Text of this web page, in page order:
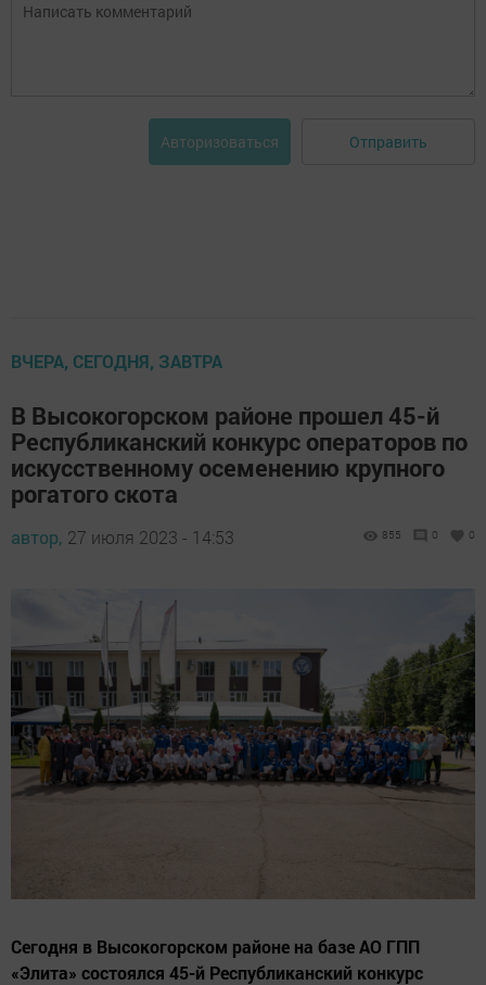
Авторизоваться Отправить
ВЧЕРА, СЕГОДНЯ, ЗАВТРА
В Высокогорском районе прошел 45-й
Республиканский конкурс операторов по
искусственному осеменению крупного
рогатого скота
автор, 27 июля 2023 - 14:53 855 0 0
Сегодня в Высокогорском районе на базе АО ГПП
«Элита» состоялся 45-й Республиканский конкурс